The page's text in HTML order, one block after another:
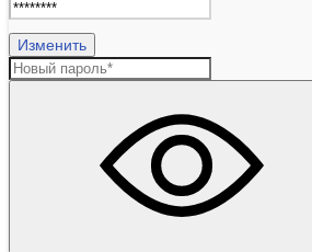
Изменить